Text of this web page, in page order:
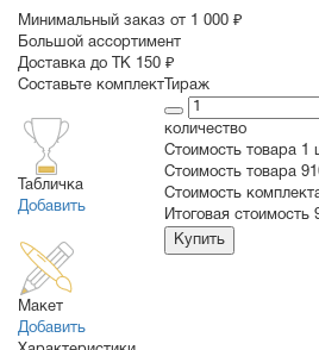
Минимальный заказ от 1 000 ₽
Большой ассортимент
Доставка до ТК 150 ₽
Составьте комплект
Табличка
Добавить
Макет
Добавить
Тираж
количество
Стоимость товара 1
Cтоимость товара
Стоимость
Итоговая стоимость
Купить